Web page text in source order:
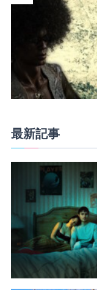
最新記事